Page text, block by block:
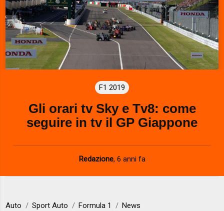
F1 2019
Gli orari tv Sky e Tv8: come
seguire in tv il GP Giappone
Redazione, 6 anni fa
Auto Sport Auto Formula 1 News